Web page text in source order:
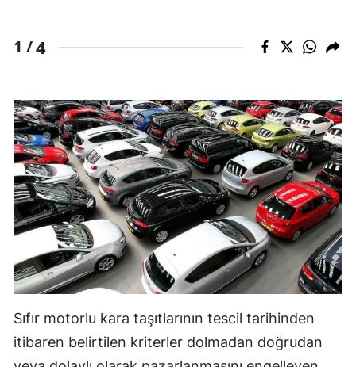
1 /4
Sıfır motorlu kara taşıtlarının tescil tarihinden
itibaren belirtilen kriterler dolmadan doğrudan